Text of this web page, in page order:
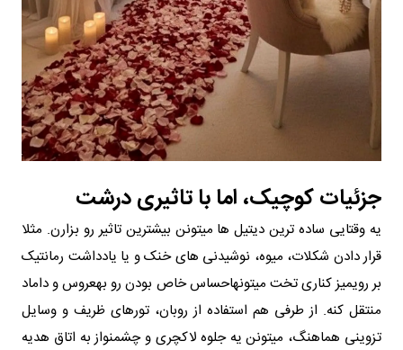
جزئیات کوچیک، اما با تاثیری درشت
یه وقتایی ساده ترین دیتیل ها میتونن بیشترین تاثیر رو بزارن. مثلا
قرار دادن شکلات، میوه، نوشیدنی های خنک و یا یادداشت رمانتیک
بر رویمیز کناری تخت میتونهاحساس خاص بودن رو بهعروس و داماد
منتقل کنه. از طرفی هم استفاده از روبان، تورهای ظریف و وسایل
تزوینی هماهنگ، میتونن یه جلوه لاکچری و چشمنواز به اتاق هدیه